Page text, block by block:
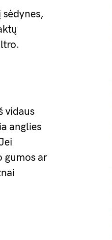
sėdynes,
vidaus
anglies
gumos ar